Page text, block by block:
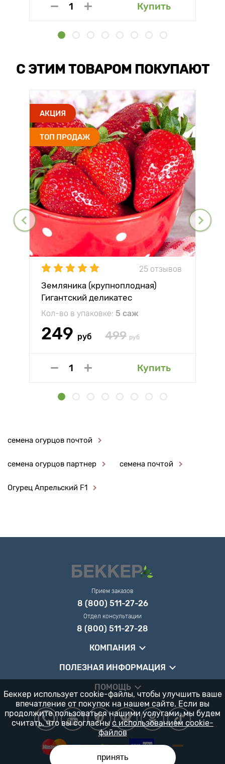
Купить
С ЭТИМ ТОВАРОМ ПОКУПАЮТ
АКЦИЯ
ТОП ПРОДАЖ
25 отзывов
Земляника (крупноплодная)
Гигантский деликатес
Кол-во в упаковке: 5 саж
249 руб 499 руб
Купить
семена огурцов почтой
семена огурцов партнер семена почтой
Огурец Апрельский F1
Прием заказов
8 (800) 511-27-26
Отдел консультации
8 (800) 511-27-28
КОМПАНИЯ
ПОЛЕЗНАЯ ИНФОРМАЦИЯ
ПОМОЩЬ
Беккер использует cookie-файлы, чтобы улучшить ваше
впечатление от покупок на нашем сайте. Если вы
продолжите пользоваться нашими услугами, мы будем
считать, что вы согласны с использованием cookie-
файлов
принять